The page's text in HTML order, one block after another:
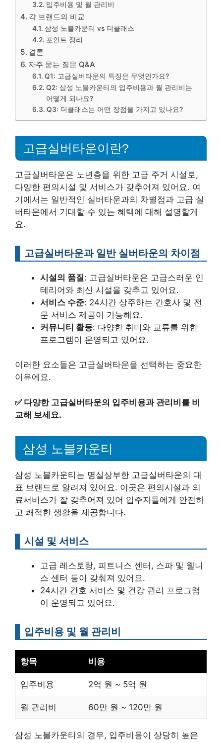
입주비용 및 월 관리비
각 브랜드의 비교
삼성 노블카운티 vs 더클래스
포인트 정리
결론
자주 묻는 질문 Q&A
Q1: 고급실버타운의 특징은 무엇인가요?
Q2: 삼성 노블카운티의 입주비용과 월 관리비는
어떻게 되나요?
Q3: 더클래스는 어떤 장점을 가지고 있나요?
고급실버타운이란?
고급실버타운은 노년층을 위한 고급 주거 시설로,
다양한 편의시설 및 서비스가 갖추어져 있어요. 여
기에서는 일반적인 실버타운과의 차별점과 고급 실
버타운에서 기대할 수 있는 혜택에 대해 설명할게
요.
고급실버타운과 일반 실버타운의 차이점
시설의 품질: 고급실버타운은 고급스러운 인
테리어와 최신 시설을 갖추고 있어요.
서비스 수준: 24시간 상주하는 간호사 및 전
문 서비스 제공이 가능해요.
커뮤니티 활동: 다양한 취미와 교류를 위한
프로그램이 운영되고 있어요.
이러한 요소들은 고급실버타운을 선택하는 중요한
이유에요.
✅ 다양한 고급실버타운의 입주비용과 관리비를 비
교해 보세요.
삼성 노블카운티
삼성 노블카운티는 명실상부한 고급실버타운의 대
표 브랜드로 알려져 있어요. 이곳은 편의시설과 의
료서비스가 잘 갖추어져 있어 입주자들에게 안전하
고 쾌적한 생활을 제공합니다.
시설 및 서비스
고급 레스토랑, 피트니스 센터, 스파 및 웰니
스 센터 등이 갖춰져 있어요.
24시간 간호 서비스 및 건강 관리 프로그램
이 운영되고 있어요.
입주비용 및 월 관리비
항목 비용
입주비용 2억 원 ~ 5억 원
월 관리비 60만 원 ~ 120만 원
삼성 노블카운티의 경우, 입주비용이 상당히 높은